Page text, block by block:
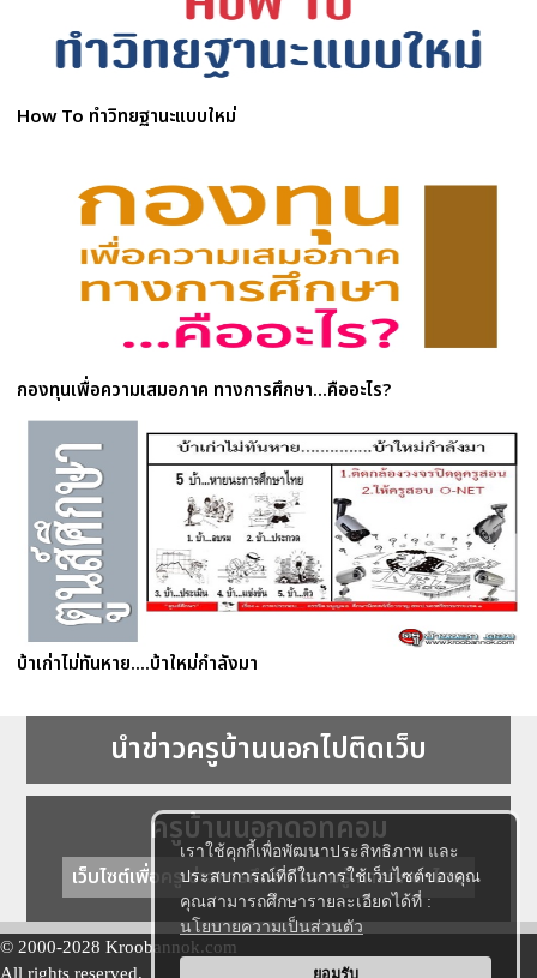
เราใช้คุกกี้เพื่อพัฒนาประสิทธิภาพ และ
ประสบการณ์ที่ดีในการใช้เว็บไซต์ของคุณ
คุณสามารถศึกษารายละเอียดได้ที่ :
นโยบายความเป็นส่วนตัว
How To ทำวิทยฐานะแบบใหม่
กองทุนเพื่อความเสมอภาค ทางการศึกษา...คืออะไร?
บ้าเก่าไม่ทันหาย....บ้าใหม่กำลังมา
นำข่าวครูบ้านนอกไปติดเว็บ
ครูบ้านนอกดอทคอม
เว็บไซต์เพื่อครู ข่าวการศึกษา ความรู้ การศึกษาไทย
© 2000-2028 Kroobannok.com
All rights reserved.